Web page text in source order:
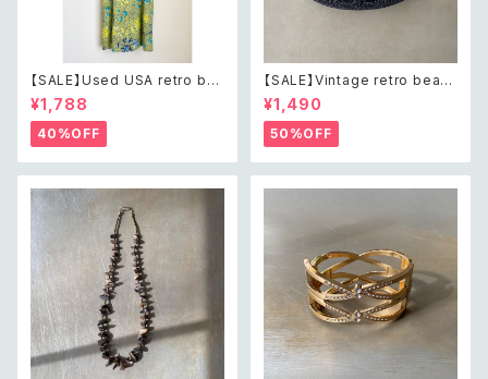
【SALE】Used USA retro bot
anical flower salopette sh
ort pants レトロ アメリカ ユー
ズド 古着 ライトグリーン ボタニ
カル フラワー サロペット ショー
トパンツ
¥1,788
40%OFF
【SALE】Vintage retro bead
s embroidery navy blue po
uch レトロ ヴィンテージ ホワイ
ト ビーズ刺繍 ネイビー 紺色 ポ
ーチ
¥1,490
50%OFF